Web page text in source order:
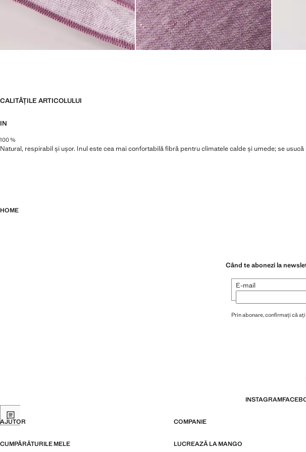
CALITĂȚILE ARTICOLULUI
IN
100 %
Natural, respirabil și ușor. Inul este cea mai confortabilă fibră pentru climatele calde și umede; se
HOME
Când te abonezi la
E-mail
Prin abonare, confirmați că
INSTAGRAM
AJUTOR COMPANIE
CUMPĂRĂTURILE MELE LUCREAZĂ LA MANGO